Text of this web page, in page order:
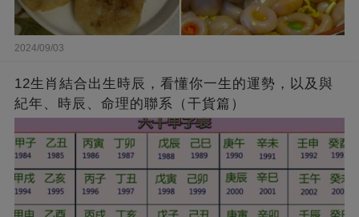
2024/09/03
12生肖結合出生時辰，看懂你一生的運勢，以及與
紀年、時辰、命理的聯系（干貨篇）